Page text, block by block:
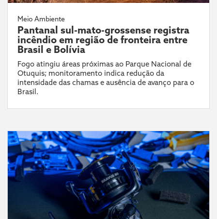
Meio Ambiente
Pantanal sul-mato-grossense registra
incêndio em região de fronteira entre
Brasil e Bolívia
Fogo atingiu áreas próximas ao Parque Nacional de
Otuquis; monitoramento indica redução da
intensidade das chamas e ausência de avanço para o
Brasil.